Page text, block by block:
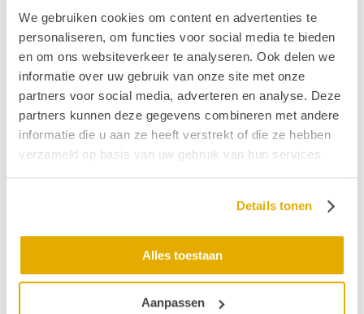
We gebruiken cookies om content en advertenties te
personaliseren, om functies voor social media te bieden
en om ons websiteverkeer te analyseren. Ook delen we
informatie over uw gebruik van onze site met onze
partners voor social media, adverteren en analyse. Deze
partners kunnen deze gegevens combineren met andere
informatie die u aan ze heeft verstrekt of die ze hebben
verzameld op basis van uw gebruik van hun services.
Details tonen
Alles toestaan
Aanpassen
Veelgestelde vragen over slechthorendheid